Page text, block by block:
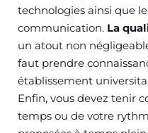
technologies ainsi que
communication. La
un atout non
faut prendre
établissement
Enfin, vous devez tenir
temps ou de votre